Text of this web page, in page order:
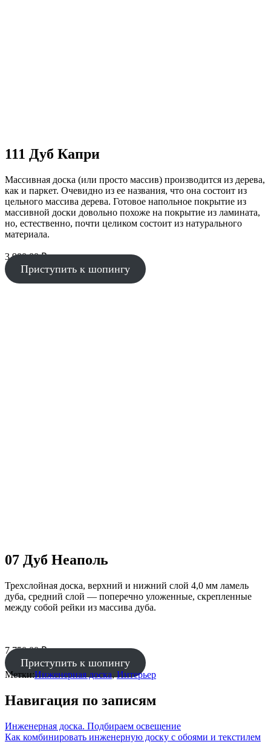
111 Дуб Капри
Массивная доска (или просто массив) производится из дерева,
как и паркет. Очевидно из ее названия, что она состоит из
цельного массива дерева. Готовое напольное покрытие из
массивной доски довольно похоже на покрытие из ламината,
но, естественно, почти целиком состоит из натурального
материала.
3 900.00₽
Приступить к шопингу
07 Дуб Неаполь
Трехслойная доска, верхний и нижний слой 4,0 мм ламель
дуба, средний слой — поперечно уложенные, скрепленные
между собой рейки из массива дуба.
7 750.00₽
Приступить к шопингу
Метки:Инженерная доска, Интерьер
Навигация по записям
Инженерная доска. Подбираем освещение
Как комбинировать инженерную доску с обоями и текстилем